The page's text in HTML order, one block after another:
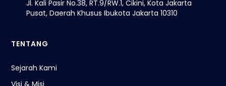
Jl. Kali Pasir No.38, RT.9/RW.1, Cikini, Kota Jakarta
Pusat, Daerah Khusus Ibukota Jakarta 10310
TENTANG
Sejarah Kami
Visi & Misi